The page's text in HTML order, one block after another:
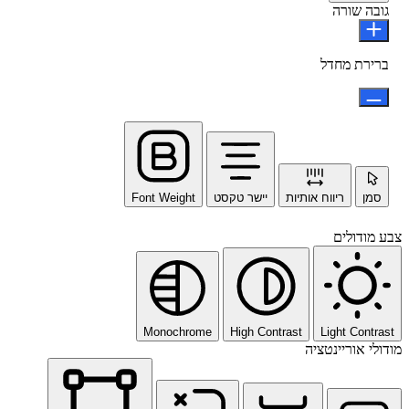
גובה שורה
ברירת מחדל
סמן ריווח אותיות יישר טקסט Font Weight
צבע מודולים
Light Contrast
High Contrast
Monochrome
מודולי אוריינטציה